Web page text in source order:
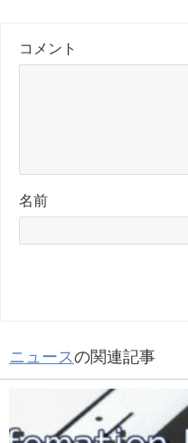
コメント
名前
ニュースの関連記事